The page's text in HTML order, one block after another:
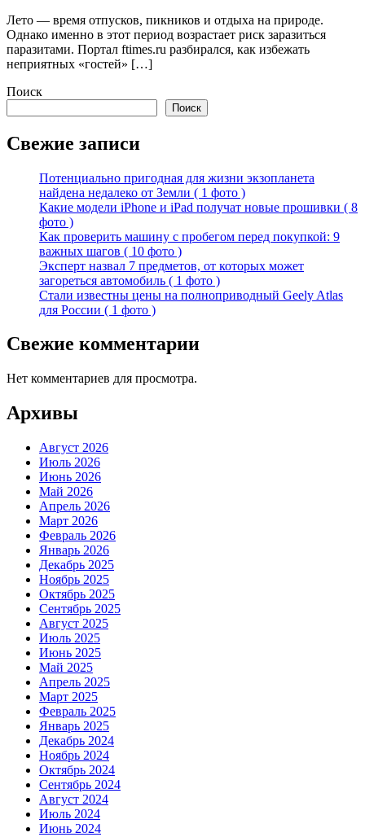
Лето — время отпусков, пикников и отдыха на природе.
Однако именно в этот период возрастает риск заразиться
паразитами. Портал ftimes.ru разбирался, как избежать
неприятных «гостей» […]
Поиск
Поиск
Свежие записи
Потенциально пригодная для жизни экзопланета
найдена недалеко от Земли ( 1 фото )
Какие модели iPhone и iPad получат новые прошивки ( 8
фото )
Как проверить машину с пробегом перед покупкой: 9
важных шагов ( 10 фото )
Эксперт назвал 7 предметов, от которых может
загореться автомобиль ( 1 фото )
Стали известны цены на полноприводный Geely Atlas
для России ( 1 фото )
Свежие комментарии
Нет комментариев для просмотра.
Архивы
Август 2026
Июль 2026
Июнь 2026
Май 2026
Апрель 2026
Март 2026
Февраль 2026
Январь 2026
Декабрь 2025
Ноябрь 2025
Октябрь 2025
Сентябрь 2025
Август 2025
Июль 2025
Июнь 2025
Май 2025
Апрель 2025
Март 2025
Февраль 2025
Январь 2025
Декабрь 2024
Ноябрь 2024
Октябрь 2024
Сентябрь 2024
Август 2024
Июль 2024
Июнь 2024